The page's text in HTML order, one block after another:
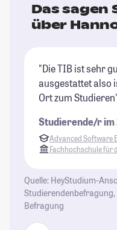
Das sagen
über
"Die TIB ist sehr
ausgestattet also
Ort zum
Studierende/r im
Advanced Software
Fachhochschule für
Quelle: HeyStudium-
Befragung